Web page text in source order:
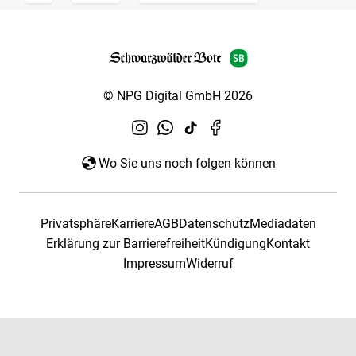
© NPG Digital GmbH 2026
Wo Sie uns noch folgen können
PrivatsphäreKarriereAGBDatenschutzMediadaten
Erklärung zur BarrierefreiheitKündigungKontakt
ImpressumWiderruf